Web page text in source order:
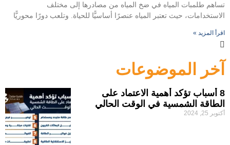
تساهم طلمبات المياه في ضخ المياه من مصادرها إلى مختلف
الاستخدامات، حيث تعتبر المياه عنصرًا أساسيًّا للحياة. وتلعب دورًا محوريًّا
اقرأ المزيد »
آخر الموضوعات
8 أسباب تؤكد أهمية الاعتماد على
الطاقة الشمسية في الوقت الحالي
أكتوبر 25, 2024